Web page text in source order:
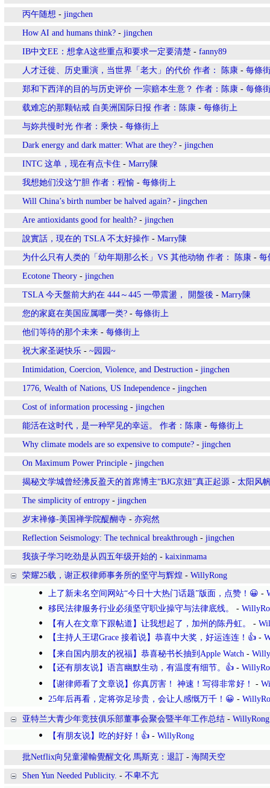
丙午随想 - jingchen
How AI and humans think? - jingchen
IB中文EE：想拿A这些重点和要求一定要清楚 - fanny89
人才迁徙、历史重演，当世界「老大」的代价 作者： 陈康 - 每條
郑和下西洋的目的与历史评价 一宗赔本生意？ 作者：陈康 - 每條
载难忘的那颗钻戒 自美洲国际日报 作者：陈康 - 每條街上
与妳共慢时光 作者：乘快 - 每條街上
Dark energy and dark matter: What are they? - jingchen
INTC 这单，现在有点卡住 - Marry陳
我想她们没这亇胆 作者：程愉 - 每條街上
Will China’s birth number be halved again? - jingchen
Are antioxidants good for health? - jingchen
說實話，現在的 TSLA 不太好操作 - Marry陳
为什么只有人类的「幼年期那么长」VS 其他动物 作者： 陈康 - 每
Ecotone Theory - jingchen
TSLA 今天盤前大約在 444～445 一帶震盪， 開盤後 - Marry陳
您的家庭在美国应属哪一类? - 每條街上
他们等待的那个未来 - 每條街上
祝大家圣诞快乐 - ~园园~
Intimidation, Coercion, Violence, and Destruction - jingchen
1776, Wealth of Nations, US Independence - jingchen
Cost of information processing - jingchen
能活在这时代，是一种罕见的幸运。 作者：陈康 - 每條街上
Why climate models are so expensive to compute? - jingchen
On Maximum Power Principle - jingchen
揭秘文学城曾经沸反盈天的首席博主“BJG京妞”真正起源 - 太阳风
The simplicity of entropy - jingchen
岁末禅修-美国禅学院醍醐寺 - 亦宛然
Reflection Seismology: The technical breakthrough - jingchen
我孩子学习吃劲是从四五年级开始的 - kaixinmama
荣耀25载，谢正权律师事务所的坚守与辉煌 - WillyRong
上了新未名空间网站“今日十大热门话题”版面，点赞！😀 -
移民法律服务行业必须坚守职业操守与法律底线。
-
【有人在文章下跟帖道】让我想起了，加州的陈丹虹。
-
【主持人王珺Grace 接着说】恭喜中大奖，好运连连！👍 -
【来自国内朋友的祝福】恭喜秘书长抽到Apple Watch -
【还有朋友说】语言幽默生动，有温度有细节。👍 -
【谢律师看了文章说】你真厉害！ 神速！写得非常好！
-
25年后再看，定将弥足珍贵，会让人感慨万千！😀 -
亚特兰大青少年竞技俱乐部董事会聚会暨半年工作总结 - WillyRong
【有朋友说】吃的好好！👍 - WillyRong
批Netflix向兒童灌輸覺醒文化 馬斯克：退訂 - 海闊天空
Shen Yun Needed Publicity. - 不卑不亢